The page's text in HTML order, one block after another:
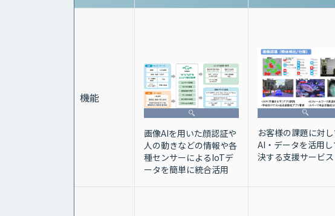
機能
画像AIを用いた顔認証や
人の動きなどの情報や各
種センサーによるIoTデ
ータを簡単に統合活用
お客様の課題に対し
AI・データを活用
決する支援サービス